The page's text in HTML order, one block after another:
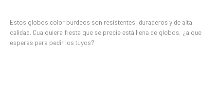
Estos globos color burdeos son resistentes, duraderos y de alta
calidad. Cualquiera fiesta que se precie está llena de globos, ¿a que
esperas para pedir los tuyos?